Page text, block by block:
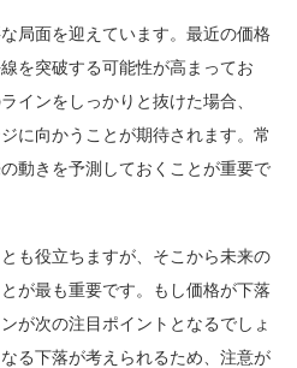
局面を迎えています。最近の価格
を突破する可能性が高まってお
インをしっかりと抜けた場合、
に向かうことが期待されます。常
動きを予測しておくことが重要で
も役立ちますが、そこから未来の
が最も重要です。もし価格が下落
が次の注目ポイントとなるでしょ
る下落が考えられるため、注意が